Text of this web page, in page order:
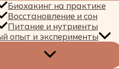
Биохакинг на практике
Восстановление и сон
Питание и нутриенты
опыт и эксперименты